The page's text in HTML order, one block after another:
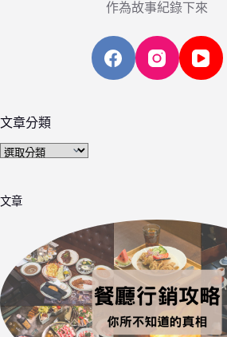
作為故事紀錄下來
文章分類
文
類
文章